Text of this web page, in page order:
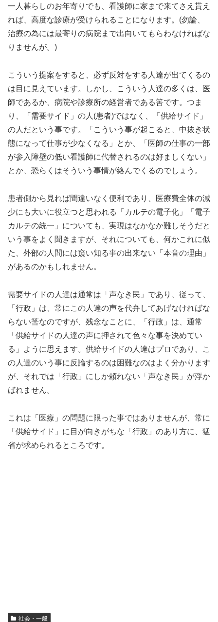
一人暮らしのお年寄りでも、看護師に家まで来てさえ貰え
れば、高度な診療が受けられることになります。(勿論、
治療の為には最寄りの病院まで出向いてもらわなければな
りませんが。)
こういう提案をすると、必ず反対をする人達が出てくるの
は目に見えています。しかし、こういう人達の多くは、医
師であるか、病院や診療所の経営者である筈です。つま
り、「需要サイド」の人(患者)ではなく、「供給サイド」
の人だという事です。「こういう事が起こると、中抜き状
態になって仕事が少なくなる」とか、「医師の仕事の一部
が参入障壁の低い看護師に代替されるのは好ましくない」
とか、恐らくはそういう事情が絡んでくるのでしょう。
患者側から見れば間違いなく便利であり、医療費全体の減
少にも大いに役立つと思われる「カルテの電子化」「電子
カルテの統一」についても、実現はなかなか難しそうだと
いう事をよく聞きますが、それについても、何かこれに似
た、外部の人間には窺い知る事の出来ない「本音の理由」
があるのかもしれません。
需要サイドの人達は通常は「声なき民」であり、従って、
「行政」は、常にこの人達の声を代弁してあげなければな
らない筈なのですが、残念なことに、「行政」は、通常
「供給サイドの人達の声に押されて色々な事を決めてい
る」ように思えます。供給サイドの人達はプロであり、こ
の人達のいう事に反論するのは困難なのはよく分かります
が、それでは「行政」にしか頼れない「声なき民」が浮か
ばれません。
これは「医療」の問題に限った事ではありませんが、常に
「供給サイド」に目が向きがちな「行政」のあり方に、猛
省が求められるところです。
社会・一般